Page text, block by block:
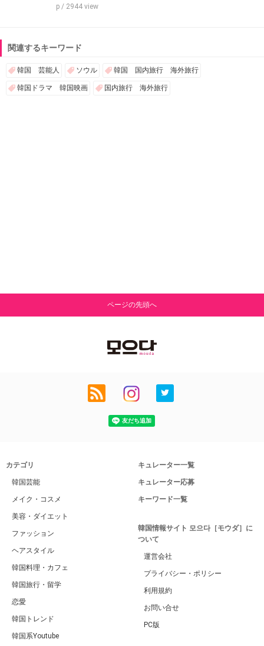
p / 2944 view
関連するキーワード
韓国 芸能人 ソウル 韓国 国内旅行 海外旅行
韓国ドラマ 韓国映画 国内旅行 海外旅行
ページの先頭へ
カテゴリ
韓国芸能
メイク・コスメ
美容・ダイエット
ファッション
ヘアスタイル
韓国料理・カフェ
韓国旅行・留学
恋愛
韓国トレンド
韓国系Youtube
キュレーター一覧
キュレーター応募
キーワード一覧
韓国情報サイト 모으다［モウダ］に
ついて
運営会社
プライバシー・ポリシー
利用規約
お問い合せ
PC版